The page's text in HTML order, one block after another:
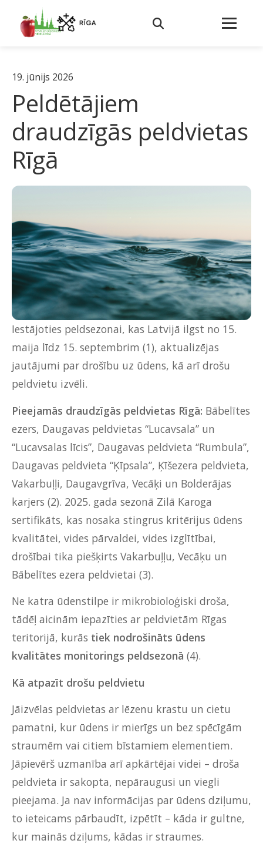
19. jūnijs 2026
Peldētājiem
draudzīgās peldvietas
Rīgā
Iestājoties peldsezonai, kas Latvijā ilgst no 15.
maija līdz 15. septembrim (1), aktualizējas
jautājumi par drošību uz ūdens, kā arī drošu
peldvietu izvēli.
Pieejamās draudzīgās peldvietas Rīgā: Bābelītes
ezers, Daugavas peldvietas “Lucavsala” un
“Lucavsalas līcis”, Daugavas peldvieta “Rumbula”,
Daugavas peldvieta “Ķīpsala”, Ķīšezera peldvieta,
Vakarbuļļi, Daugavgrīva, Vecāķi un Bolderājas
karjers (2). 2025. gada sezonā Zilā Karoga
sertifikāts, kas nosaka stingrus kritērijus ūdens
kvalitātei, vides pārvaldei, vides izglītībai,
drošībai tika piešķirts Vakarbuļļu, Vecāķu un
Bābelītes ezera peldvietai (3).
Ne katra ūdenstilpe ir mikrobioloģiski droša,
tādēļ aicinām iepazīties ar peldvietām Rīgas
teritorijā, kurās tiek nodrošināts ūdens
kvalitātes monitorings peldsezonā (4).
Kā atpazīt drošu peldvietu
Jāizvēlas peldvietas ar lēzenu krastu un cietu
pamatni, kur ūdens ir mierīgs un bez spēcīgām
straumēm vai citiem bīstamiem elementiem.
Jāpievērš uzmanība arī apkārtējai videi – droša
peldvieta ir sakopta, nepāraugusi un viegli
pieejama. Ja nav informācijas par ūdens dziļumu,
to ieteicams pārbaudīt, izpētīt – kāda ir gultne,
kur mainās dziļums, kādas ir straumes.